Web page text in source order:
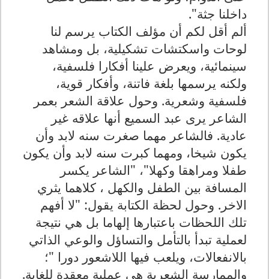
داخلنا جثة".
ألم أقل لكم أن مؤلف الكتاب يرسم لنا
لوحات واسكتشات تشكيلية، بل ومشاهد
سينمائية، ويعرض علينا أفكارا فلسفية،
ولكنه يرسمها بلغة فاتنة، وأفكار قوية،
فلسفية وشعرية. وحول علاقة الشعر بعمر
الشاعر يرى عبد السميع أنها علاقه غير
عادية. فالشاعر مهما صغرت سنه لابد وأن
يكون شيخا، ومهما كبرت سنه لابد وأن يكون
طفلا ومراهقا وكهلا"، "الشاعر يكسر
المسافة بين الطفل والكهل ، كلاهما يثري
الاخر. وحول لحظة الكتابة يقول: "لا أفهم
تلك اللحظات باعتبارها إلهاما بل هي نتيجة
لعملية تبدأ بالتأمل والتساؤل والوعي الذاتي
بالانفعالات، ويلعب فيها اللاشعور دورا "؛
والممارسة الشعرية هي عملية معقدة للغاية.